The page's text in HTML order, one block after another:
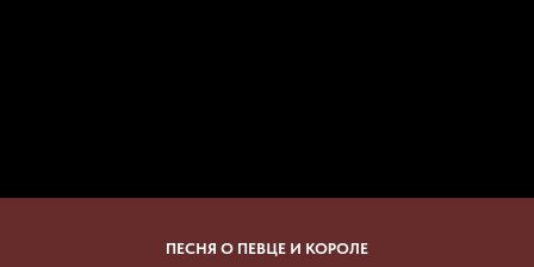
ПЕСНЯ О ПЕВЦЕ И КОРОЛЕ